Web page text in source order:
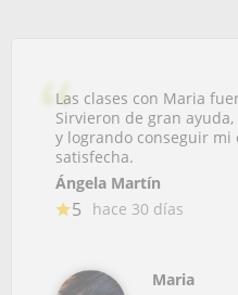
Las clases con Maria
Sirvieron de gran
y logrando conseguir
satisfecha.
Ángela Martín
5 hace 30 días
Maria